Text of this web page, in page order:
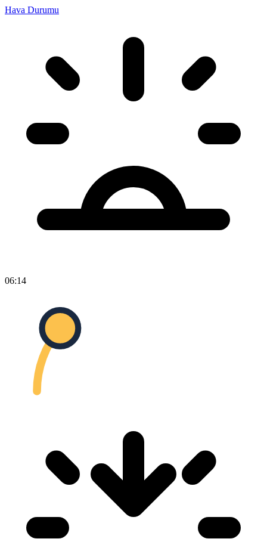
Hava Durumu
06:14